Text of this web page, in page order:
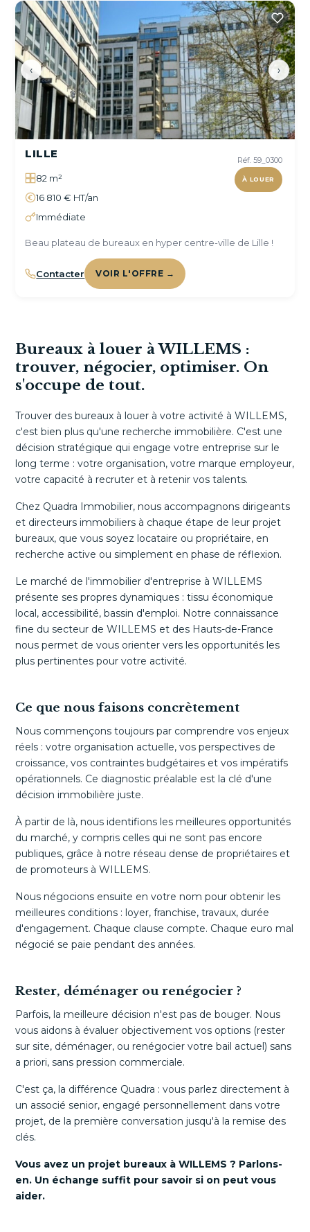
‹ ›
Réf. 59_0300
À LOUER
LILLE
82 m²
16 810 € HT/an
Immédiate
Beau plateau de bureaux en hyper centre-ville de Lille !
Contacter VOIR L'OFFRE →
Bureaux à louer à WILLEMS :
trouver, négocier, optimiser. On
s'occupe de tout.
Trouver des bureaux à louer à votre activité à WILLEMS,
c'est bien plus qu'une recherche immobilière. C'est une
décision stratégique qui engage votre entreprise sur le
long terme : votre organisation, votre marque employeur,
votre capacité à recruter et à retenir vos talents.
Chez Quadra Immobilier, nous accompagnons dirigeants
et directeurs immobiliers à chaque étape de leur projet
bureaux, que vous soyez locataire ou propriétaire, en
recherche active ou simplement en phase de réflexion.
Le marché de l'immobilier d'entreprise à WILLEMS
présente ses propres dynamiques : tissu économique
local, accessibilité, bassin d'emploi. Notre connaissance
fine du secteur de WILLEMS et des Hauts-de-France
nous permet de vous orienter vers les opportunités les
plus pertinentes pour votre activité.
Ce que nous faisons concrètement
Nous commençons toujours par comprendre vos enjeux
réels : votre organisation actuelle, vos perspectives de
croissance, vos contraintes budgétaires et vos impératifs
opérationnels. Ce diagnostic préalable est la clé d'une
décision immobilière juste.
À partir de là, nous identifions les meilleures opportunités
du marché, y compris celles qui ne sont pas encore
publiques, grâce à notre réseau dense de propriétaires et
de promoteurs à WILLEMS.
Nous négocions ensuite en votre nom pour obtenir les
meilleures conditions : loyer, franchise, travaux, durée
d'engagement. Chaque clause compte. Chaque euro mal
négocié se paie pendant des années.
Rester, déménager ou renégocier ?
Parfois, la meilleure décision n'est pas de bouger. Nous
vous aidons à évaluer objectivement vos options (rester
sur site, déménager, ou renégocier votre bail actuel) sans
a priori, sans pression commerciale.
C'est ça, la différence Quadra : vous parlez directement à
un associé senior, engagé personnellement dans votre
projet, de la première conversation jusqu'à la remise des
clés.
Vous avez un projet bureaux à WILLEMS ? Parlons-
en. Un échange suffit pour savoir si on peut vous
aider.